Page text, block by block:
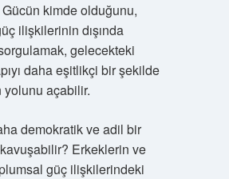
kimde olduğunu,
ilişkilerinin dışında
sorgulamak, gelecekteki
daha eşitlikçi bir şekilde
yolunu açabilir.
demokratik ve adil bir
kavuşabilir? Erkeklerin ve
güç ilişkilerindeki